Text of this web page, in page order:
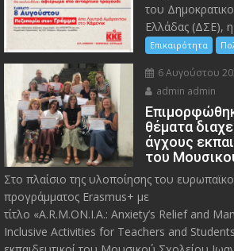
του
Ελλάδας (ΔΣΕ), η
Επικαιρότητα
6 Αυγούστου
admin admin
θέματα
άγχους
του
Στο πλαίσιο της υλοποίησης του
προγράμματος Erasmus+ με
τίτλο «A.R.M.ON.I.A.: Anxiety’s Relief and
Inclusive Activities for Teachers and